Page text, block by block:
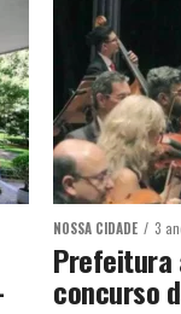
NOSSA CIDADE 3
Prefeitura
concurso